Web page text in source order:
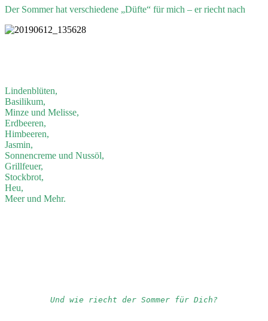
Der Sommer hat verschiedene „Düfte“ für mich – er riecht nach
Lindenblüten,
Basilikum,
Minze und Melisse,
Erdbeeren,
Himbeeren,
Jasmin,
Sonnencreme und Nussöl,
Grillfeuer,
Stockbrot,
Heu,
Meer und Mehr.
Und wie riecht der Sommer für Dich?